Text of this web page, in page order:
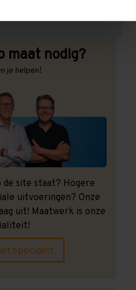
maat nodig?
je helpen!
de site staat? Hogere
uitvoeringen? Onze
uit! Maatwerk is onze
specialist